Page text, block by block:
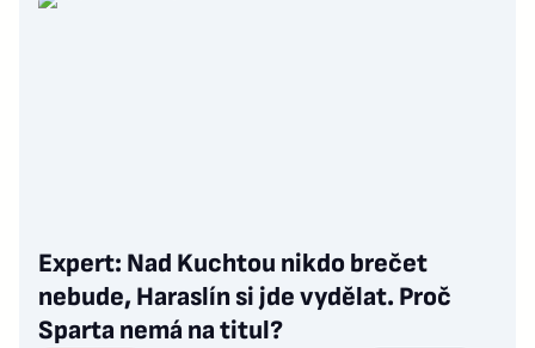
Expert: Nad Kuchtou nikdo brečet
nebude, Haraslín si jde vydělat. Proč
Sparta nemá na titul?